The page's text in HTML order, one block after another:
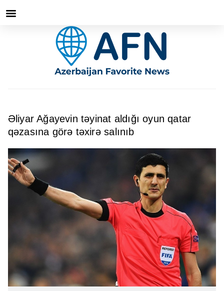
Əliyar Ağayevin təyinat aldığı oyun qatar
qəzasına görə təxirə salınıb